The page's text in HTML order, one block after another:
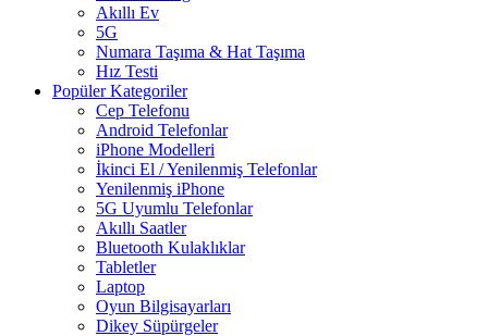
Akıllı Ev
5G
Numara Taşıma & Hat Taşıma
Hız Testi
Popüler Kategoriler
Cep Telefonu
Android Telefonlar
iPhone Modelleri
İkinci El / Yenilenmiş Telefonlar
Yenilenmiş iPhone
5G Uyumlu Telefonlar
Akıllı Saatler
Bluetooth Kulaklıklar
Tabletler
Laptop
Oyun Bilgisayarları
Dikey Süpürgeler